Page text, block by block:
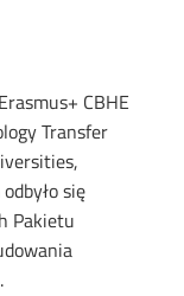
CBHE
Transfer
się
Pakietu